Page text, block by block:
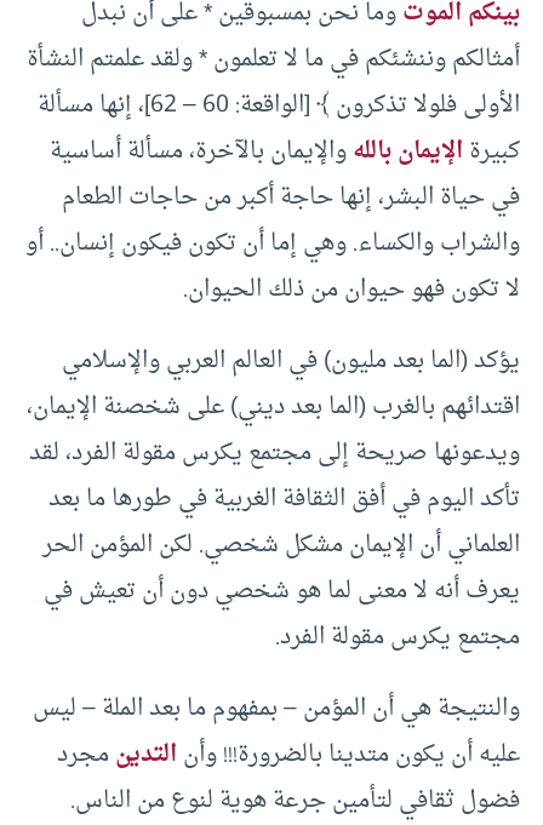
بينكم الموتوما نحن بمسبوقين * على أن نبدل
أمثالكم وننشئكم في ما لا تعلمون * ولقد علمتم النشأة
الأولى فلولا تذكرون ﴾ [الواقعة: 60 – 62]، إنها مسألة
كبيرةالإيمان باللهوالإيمان بالآخرة، مسألة أساسية
في حياة البشر، إنها حاجة أكبر من حاجات الطعام
والشراب والكساء. وهي إما أن تكون فيكون إنسان.. أو
لا تكون فهو حيوان من ذلك الحيوان.
يؤكد (الما بعد مليون) في العالم العربي والإسلامي
اقتدائهم بالغرب (الما بعد ديني) على شخصنة الإيمان،
ويدعونها صريحة إلى مجتمع يكرس مقولة الفرد، لقد
تأكد اليوم في أفق الثقافة الغربية في طورها ما بعد
العلماني أن الإيمان مشكل شخصي. لكن المؤمن الحر
يعرف أنه لا معنى لما هو شخصي دون أن تعيش في
مجتمع يكرس مقولة الفرد.
والنتيجة هي أن المؤمن – بمفهوم ما بعد الملة – ليس
عليه أن يكون متدينا بالضرورة!!! وأنالتدينمجرد
فضول ثقافي لتأمين جرعة هوية لنوع من الناس.